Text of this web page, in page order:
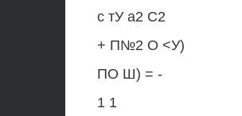
с тУ а2 С2
+ П№2 О <У)
ПО Ш) = -
1 1